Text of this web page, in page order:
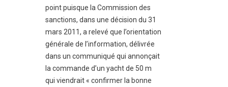
point puisque la Commission des
sanctions, dans une décision du 31
mars 2011, a relevé que l’orientation
générale de l’information, délivrée
dans un communiqué qui annonçait
la commande d’un yacht de 50 m
qui viendrait « confirmer la bonne